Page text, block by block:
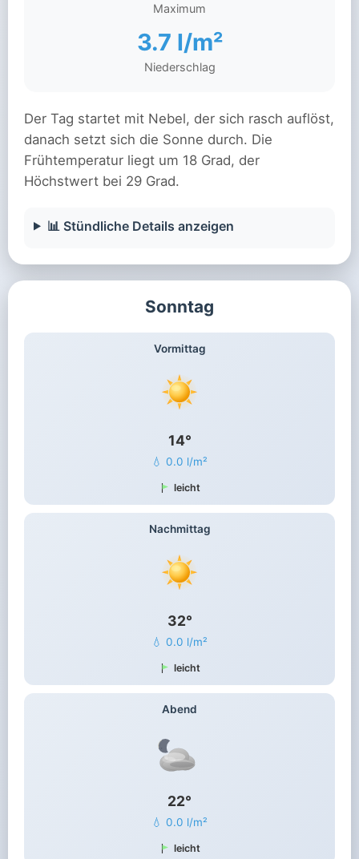
Maximum
3.7 l/m²
Niederschlag
Der Tag startet mit Nebel, der sich rasch auflöst,
danach setzt sich die Sonne durch. Die
Frühtemperatur liegt um 18 Grad, der
Höchstwert bei 29 Grad.
📊 Stündliche Details anzeigen
Sonntag
Vormittag
14°
💧 0.0 l/m²
leicht
Nachmittag
32°
💧 0.0 l/m²
leicht
Abend
22°
💧 0.0 l/m²
leicht